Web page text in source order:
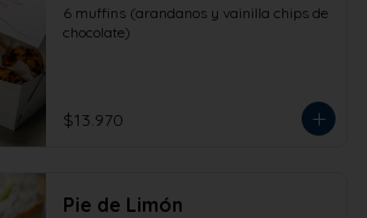
6 muffins (arandanos y vainilla chips de
chocolate)
$13.970
Pie de Limón